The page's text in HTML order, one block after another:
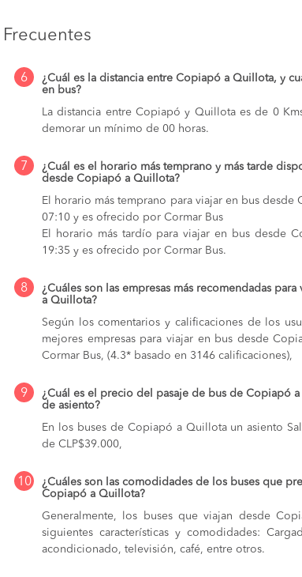
6
¿Cuál es la distancia entre Copiapó a Quillota, y
en bus?
La distancia entre Copiapó y Quillota es de 0
demorar un mínimo de 00 horas.
7
¿Cuál es el horario más temprano y más tarde
desde Copiapó a Quillota?
El horario más temprano para viajar en bus desde
07:10 y es ofrecido por Cormar Bus
El horario más tardío para viajar en bus desde
19:35 y es ofrecido por Cormar Bus.
8
¿Cuáles son las empresas más recomendadas
a Quillota?
Según los comentarios y calificaciones de los
mejores empresas para viajar en bus desde
Cormar Bus, (4.3* basado en 3146 calificaciones),
9
¿Cuál es el precio del pasaje de bus de Copiapó
de asiento?
En los buses de Copiapó a Quillota un asiento
de CLP$39.000,
10
¿Cuáles son las comodidades de los buses que
Copiapó a Quillota?
Generalmente, los buses que viajan desde
siguientes características y comodidades:
acondicionado, televisión, café, entre otros.